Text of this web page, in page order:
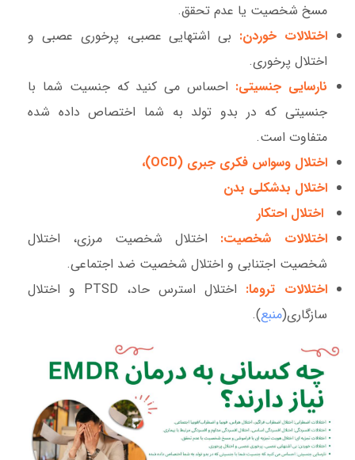
مسخ شخصیت یا عدم تحقق.
اختلالات خوردن: بی اشتهایی عصبی، پرخوری عصبی و
اختلال پرخوری.
نارسایی جنسیتی: احساس می کنید که جنسیت شما با
جنسیتی که در بدو تولد به شما اختصاص داده شده
متفاوت است.
اختلال وسواس فکری جبری (OCD)،
اختلال بدشکلی بدن
اختلال احتکار
اختلالات شخصیت: اختلال شخصیت مرزی، اختلال
شخصیت اجتنابی و اختلال شخصیت ضد اجتماعی.
اختلالات تروما:
اختلال استرس حاد، PTSD و اختلال
سازگاری(منبع).